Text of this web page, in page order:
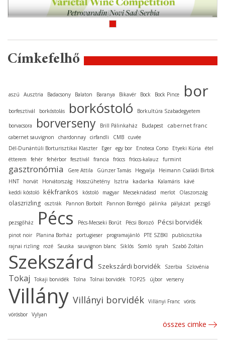
Címkefelhő
aszú Ausztria Badacsony Balaton Baranya Bikavér Bock Bock Pince bor
borfesztivál borkóstolás borkóstoló Borkultúra Szabadegyetem
borvacsora borverseny Brill Pálinkaház Budapest cabernet franc
cabernet sauvignon chardonnay cirfandli CMB cuvée
Dél-Dunántúli Borturisztikai Klaszter
Eger egy bor Enoteca Corso Etyeki Kúria
étel
étterem
fehér fehérbor fesztivál francia fröccs fröccs-kalauz furmint
gasztronómia Gere Attila Günzer Tamás Hegyalja
Heimann Családi Birtok
HNT
horvát Horvátország Hosszúhetény Isztria kadarka Kalamáris
kávé
keddi kóstoló kékfrankos kóstoló magyar Mecseknádasd merlot Olaszország
olaszrizling osztrák Pannon Borbolt Pannon Borrégió pálinka pályázat pezsgő
pezsgőház Pécs Pécs-Mecseki Borút Pécsi Borozó Pécsi borvidék
pinot noir Planina Borház portugieser programajánló PTE SZBKI
publicisztika
rajnai rizling
rozé Sauska sauvignon blanc Siklós Somló syrah Szabó Zoltán
Szekszárd Szekszárdi borvidék Szerbia Szlovénia
Tokaj Tokaji borvidék Tolna Tolnai borvidék TOP25 újbor verseny
Villány Villányi borvidék Villányi Franc vörös
vörösbor Vylyan
összes cimke